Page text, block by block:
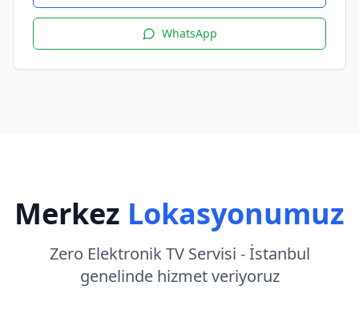
WhatsApp
Merkez Lokasyonumuz
Zero Elektronik TV Servisi - İstanbul
genelinde hizmet veriyoruz